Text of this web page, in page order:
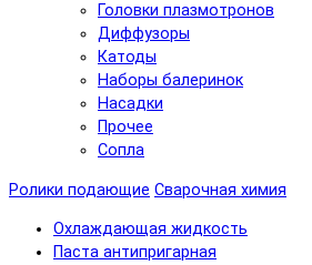
Головки плазмотронов
Диффузоры
Катоды
Наборы балеринок
Насадки
Прочее
Сопла
Ролики подающие Сварочная химия
Охлаждающая жидкость
Паста антипригарная